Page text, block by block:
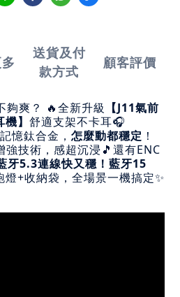
送貨及付
款方式
顧客評價
夠爽？ 🔥全新升級
【J11氣前
】 舒適支架不卡耳🎧
憶鈦合金， 怎麼動都穩定 ！
技術，感超沉浸🎵還有ENC
牙5.3連線快又穩！藍牙15
燈+收納袋，全場景一機搞定✨